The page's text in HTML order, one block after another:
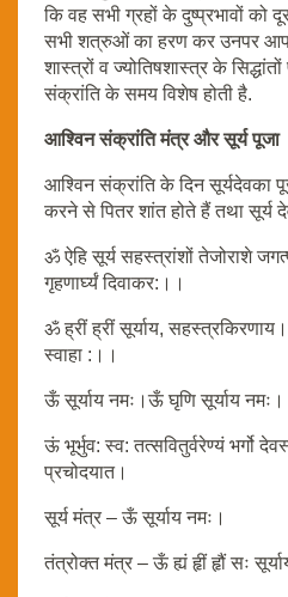
कि वह सभी ग्रहों के दुष्प्रभावों को
सभी शत्रुओं का हरण कर उनपर
शास्त्रों व ज्योतिषशास्त्र के
संक्रांति के समय विशेष होती है.
आश्विन संक्रांति मंत्र और सूर्य पूजा
आश्विन संक्रांति के दिन सूर्यदेवका
करने से पितर शांत होते हैं तथा सूर्य
ॐ ऐहि सूर्य सहस्त्रांशों तेजोराशे
गृहणार्घ्यं दिवाकर:।।
ॐ ह्रीं ह्रीं सूर्याय,
स्वाहा :।।
ऊँ सूर्याय नमः।ऊँ घृणि सूर्याय नमः।
ऊं भूर्भुव: स्व: तत्सवितुर्वरेण्यं भर्गो
प्रचोदयात।
सूर्य मंत्र – ऊँ सूर्याय नमः।
तंत्रोक्त मंत्र – ऊँ ह्यं हृीं हृौं सः